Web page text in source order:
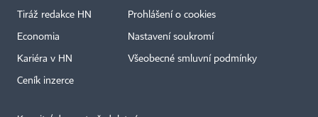
Tiráž redakce HN
Economia
Kariéra v HN
Ceník inzerce
Prohlášení o cookies
Nastavení soukromí
Všeobecné smluvní podmínky